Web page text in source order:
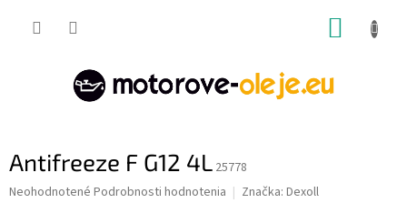
Antifreeze F G12 4L 25778
Priemerné
Neohodnotené Podrobnosti hodnotenia Značka: Dexoll